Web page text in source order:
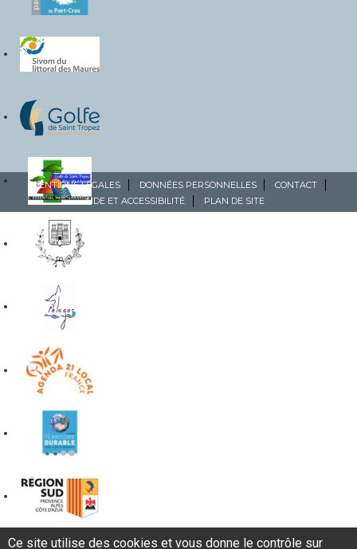
MENTIONS LÉGALES DONNÉES PERSONNELLES
CONTACT
AIDE ET ACCESSIBILITÉ
PLAN DE SITE
Ce site utilise des cookies et vous donne le contrôle sur